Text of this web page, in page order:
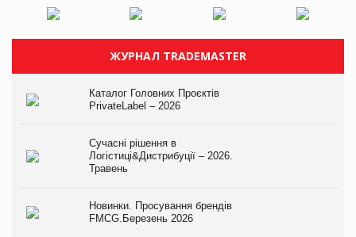
ЖУРНАЛ TRADEMASTER
Каталог Головних Проєктів
PrivateLabel – 2026
Сучасні рішення в
Логістиці&Дистрибуції – 2026.
Травень
Новинки. Просування брендів
FMCG.Березень 2026